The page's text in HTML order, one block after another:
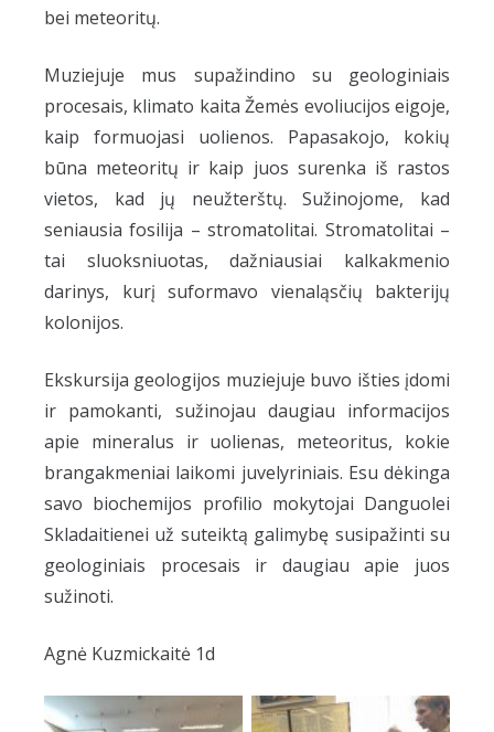
bei meteoritų.
Muziejuje mus supažindino su geologiniais
procesais, klimato kaita Žemės evoliucijos eigoje,
kaip formuojasi uolienos. Papasakojo, kokių
būna meteoritų ir kaip juos surenka iš rastos
vietos, kad jų neužterštų. Sužinojome, kad
seniausia fosilija – stromatolitai. Stromatolitai –
tai sluoksniuotas, dažniausiai kalkakmenio
darinys, kurį suformavo vienaląsčių bakterijų
kolonijos.
Ekskursija geologijos muziejuje buvo išties įdomi
ir pamokanti, sužinojau daugiau informacijos
apie mineralus ir uolienas, meteoritus, kokie
brangakmeniai laikomi juvelyriniais. Esu dėkinga
savo biochemijos profilio mokytojai Danguolei
Skladaitienei už suteiktą galimybę susipažinti su
geologiniais procesais ir daugiau apie juos
sužinoti.
Agnė Kuzmickaitė 1d